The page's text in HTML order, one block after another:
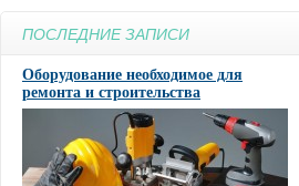
ПОСЛЕДНИЕ ЗАПИСИ
Оборудование необходимое для
ремонта и строительства